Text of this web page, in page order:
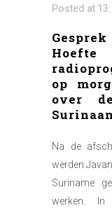
Posted at
op
over
Na de
werden
Suriname
werken. In